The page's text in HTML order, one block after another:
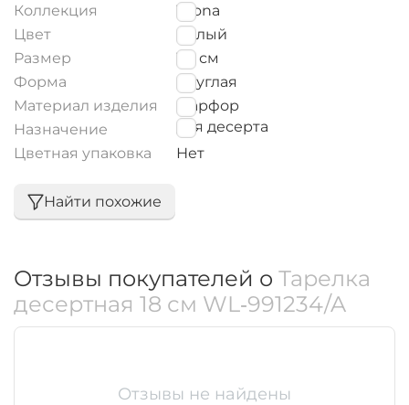
Коллекция
Teona
Цвет
Белый
Размер
18
см
Форма
Круглая
Материал изделия
Фарфор
Назначение
для десерта
Цветная упаковка
Нет
Найти похожие
Отзывы покупателей о Тарелка
десертная 18 см WL‑991234/A
Отзывы не найдены